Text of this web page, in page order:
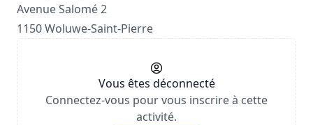
Avenue Salomé 2
1150 Woluwe-Saint-Pierre
Vous êtes déconnecté
Connectez-vous pour vous inscrire à cette
activité.